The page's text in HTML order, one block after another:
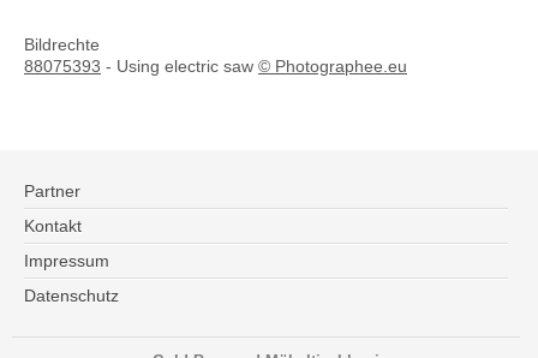
Bildrechte
88075393 - Using electric saw © Photographee.eu
Partner
Kontakt
Impressum
Datenschutz